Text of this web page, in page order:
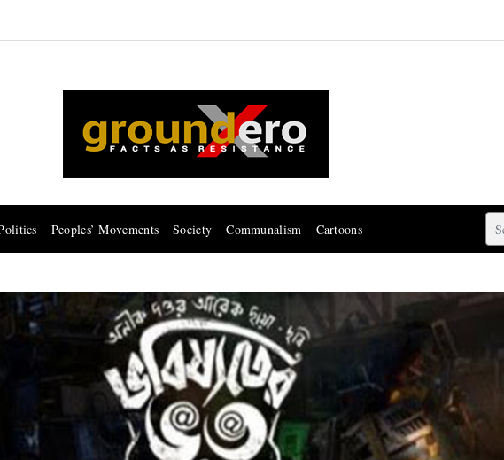
Peoples’ Movements Society Communalism Cartoons